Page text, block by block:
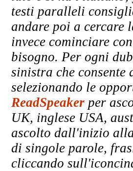
testi paralleli
andare poi a cercare
invece cominciare
bisogno. Per ogni
sinistra che
selezionando le
ReadSpeaker per
UK, inglese USA,
ascolto dall'inizio
di singole parole,
cliccando